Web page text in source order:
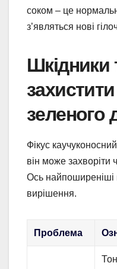
соком – це
з’являться нові
Шкідники
зеленого
Фікус
він може захворіти
Ось найпоширеніші
вирішення.
Проблема